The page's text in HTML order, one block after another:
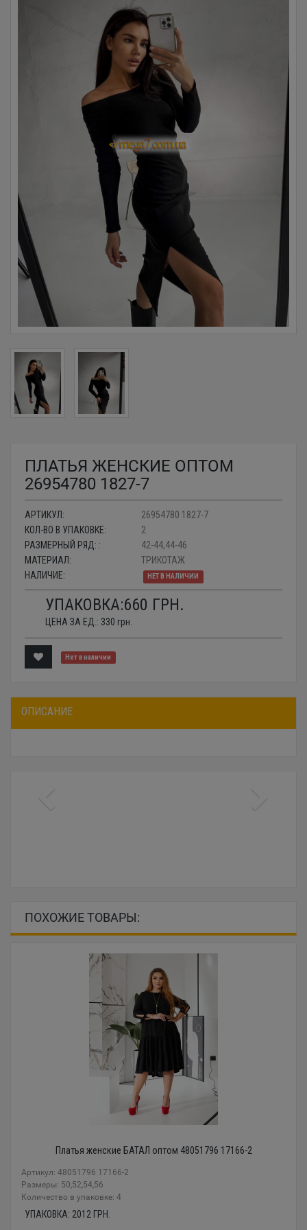
ПЛАТЬЯ ЖЕНСКИЕ ОПТОМ
26954780 1827-7
АРТИКУЛ:
26954780 1827-7
КОЛ-ВО В УПАКОВКЕ:
2
РАЗМЕРНЫЙ РЯД: :
42-44,44-46
МАТЕРИАЛ:
ТРИКОТАЖ
НАЛИЧИЕ:
НЕТ В НАЛИЧИИ
УПАКОВКА:660 ГРН.
ЦЕНА ЗА ЕД.: 330 грн.
Нет в наличии
ОПИСАНИЕ
ПОХОЖИЕ ТОВАРЫ:
Платья женские БАТАЛ оптом 48051796 17166-2
Артикул: 48051796 17166-2
Размеры: 50,52,54,56
Количество в упаковке: 4
УПАКОВКА: 2012 ГРН.